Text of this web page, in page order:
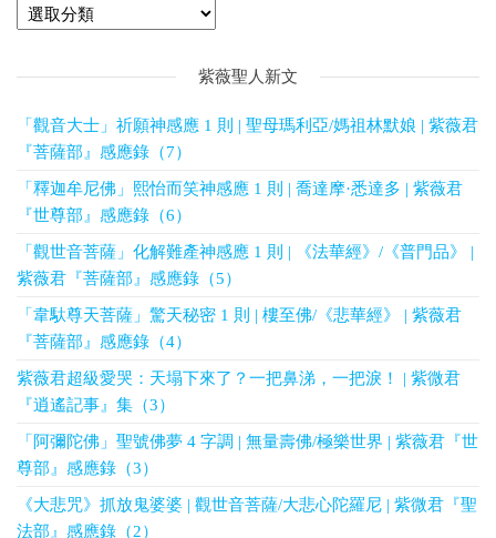
紫薇聖人新文
「觀音大士」祈願神感應 1 則 | 聖母瑪利亞/媽祖林默娘 | 紫薇君
『菩薩部』感應錄（7）
「釋迦牟尼佛」熙怡而笑神感應 1 則 | 喬達摩·悉達多 | 紫薇君
『世尊部』感應錄（6）
「觀世音菩薩」化解難產神感應 1 則 | 《法華經》/《普門品》 |
紫薇君『菩薩部』感應錄（5）
「韋馱尊天菩薩」驚天秘密 1 則 | 樓至佛/《悲華經》 | 紫薇君
『菩薩部』感應錄（4）
紫薇君超級愛哭：天塌下來了？一把鼻涕，一把淚！ | 紫微君
『逍遙記事』集（3）
「阿彌陀佛」聖號佛夢 4 字調 | 無量壽佛/極樂世界 | 紫薇君『世
尊部』感應錄（3）
《大悲咒》抓放鬼婆婆 | 觀世音菩薩/大悲心陀羅尼 | 紫微君『聖
法部』感應錄（2）